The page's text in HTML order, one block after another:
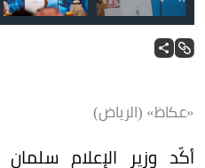
«عكاظ» (الرياض)
أكّد وزير الإعلام